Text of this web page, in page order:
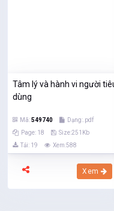
Tâm lý và hành vi người
dùng
Mã:549740
Dạng:.pdf
Page: 18
Size:251Kb
Tải: 19
Xem:588
Xem